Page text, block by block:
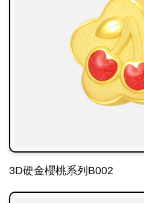
3D硬金櫻桃系列B002